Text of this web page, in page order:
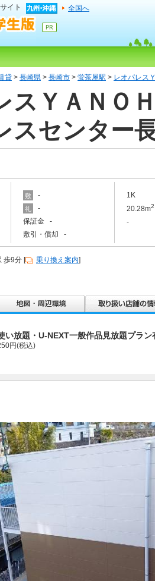
イト 全国へ
貸 > 長崎県 > 長崎市 > 蛍茶屋駅 > レオパレス
スＹＡＮＯ
スセンター
敷 -
礼
-
保証金 -
敷引・償却 -
1K
20.28m2
-
歩9分 [ 乗り換え案内]
い放題・U-NEXT一般作品見放題プラン
円(税込)